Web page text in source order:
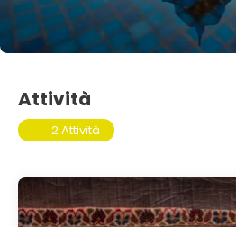
Attività
2 Attività